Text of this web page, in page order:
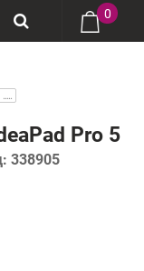
0
.....
Pro 5
338905